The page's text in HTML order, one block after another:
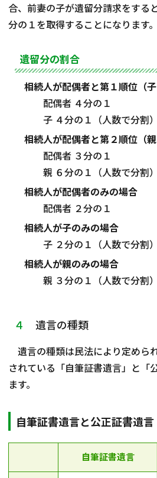
合、前妻の子が遺留分請求をする
分の１を取得することになります。
遺留分の割合
相続人が配偶者と第１順位（
配偶者 ４分の１
子 ４分の１（人数で分割）
相続人が配偶者と第２順位（
配偶者 ３分の１
親 ６分の１（人数で分割）
相続人が配偶者のみの場合
配偶者 ２分の１
相続人が子のみの場合
子 ２分の１（人数で分割）
相続人が親のみの場合
親 ３分の１（人数で分割）
４ 遺言の種類
遺言の種類は民法により定めら
されている「自筆証書遺言」と「
ます。
自筆証書遺言と公正証書遺言
自筆証書遺言